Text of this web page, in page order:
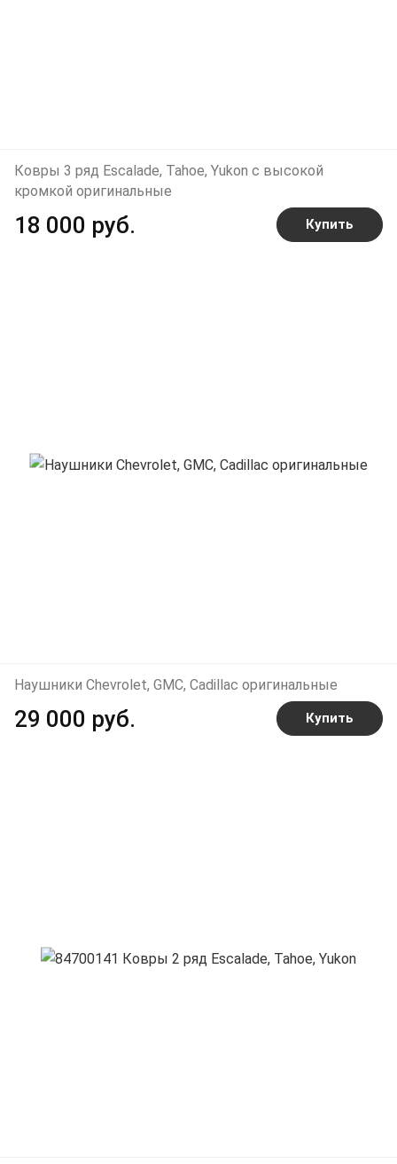
Ковры 3 ряд Escalade, Tahoe, Yukon с высокой
кромкой оригинальные
18 000 руб. Купить
Наушники Сhevrolet, GMC, Cadillac оригинальные
29 000 руб. Купить